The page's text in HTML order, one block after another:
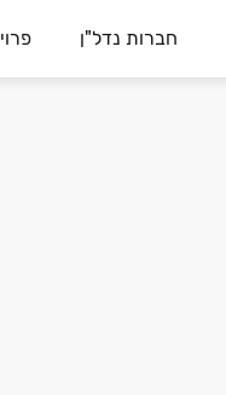
חברות נדל"ן